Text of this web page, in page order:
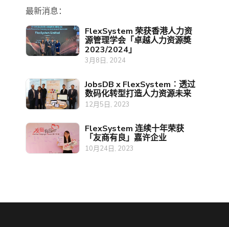
最新消息：
FlexSystem 荣获香港人力资
源管理学会「卓越人力资源奬
2023/2024」
3月8日, 2024
JobsDB x FlexSystem︰透过
数码化转型打造人力资源未来
12月5日, 2023
FlexSystem 连续十年荣获
「友商有良」嘉许企业
10月24日, 2023